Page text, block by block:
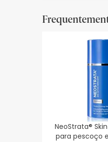
Mais vendidos
NeoStrata®
para pescoço